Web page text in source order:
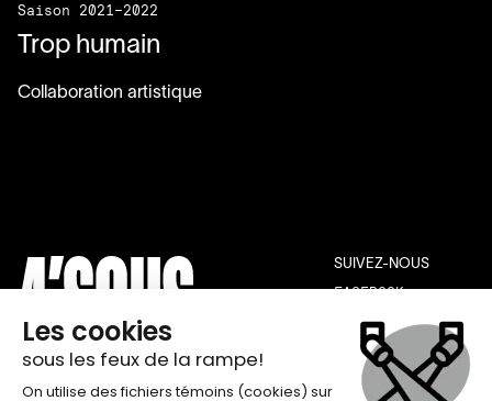
Saison 2021–2022
Trop humain
Collaboration artistique
SUIVEZ-NOUS
FACEBOOK
YOUTUBE